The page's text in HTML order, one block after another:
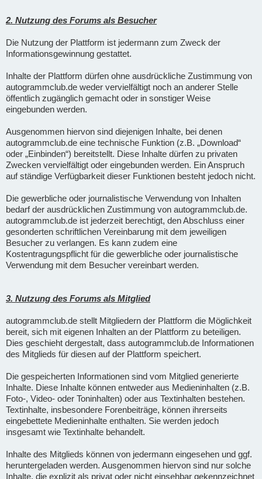
2. Nutzung des Forums als Besucher
Die Nutzung der Plattform ist jedermann zum Zweck der
Informationsgewinnung gestattet.
Inhalte der Plattform dürfen ohne ausdrückliche Zustimmung von
autogrammclub.de weder vervielfältigt noch an anderer Stelle
öffentlich zugänglich gemacht oder in sonstiger Weise
eingebunden werden.
Ausgenommen hiervon sind diejenigen Inhalte, bei denen
autogrammclub.de eine technische Funktion (z.B. „Download“
oder „Einbinden“) bereitstellt. Diese Inhalte dürfen zu privaten
Zwecken vervielfältigt oder eingebunden werden. Ein Anspruch
auf ständige Verfügbarkeit dieser Funktionen besteht jedoch nicht.
Die gewerbliche oder journalistische Verwendung von Inhalten
bedarf der ausdrücklichen Zustimmung von autogrammclub.de.
autogrammclub.de ist jederzeit berechtigt, den Abschluss einer
gesonderten schriftlichen Vereinbarung mit dem jeweiligen
Besucher zu verlangen. Es kann zudem eine
Kostentragungspflicht für die gewerbliche oder journalistische
Verwendung mit dem Besucher vereinbart werden.
3. Nutzung des Forums als Mitglied
autogrammclub.de stellt Mitgliedern der Plattform die Möglichkeit
bereit, sich mit eigenen Inhalten an der Plattform zu beteiligen.
Dies geschieht dergestalt, dass autogrammclub.de Informationen
des Mitglieds für diesen auf der Plattform speichert.
Die gespeicherten Informationen sind vom Mitglied generierte
Inhalte. Diese Inhalte können entweder aus Medieninhalten (z.B.
Foto-, Video- oder Toninhalten) oder aus Textinhalten bestehen.
Textinhalte, insbesondere Forenbeiträge, können ihrerseits
eingebettete Medieninhalte enthalten. Sie werden jedoch
insgesamt wie Textinhalte behandelt.
Inhalte des Mitglieds können von jedermann eingesehen und ggf.
heruntergeladen werden. Ausgenommen hiervon sind nur solche
Inhalte, die explizit als privat oder nicht einsehbar gekennzeichnet